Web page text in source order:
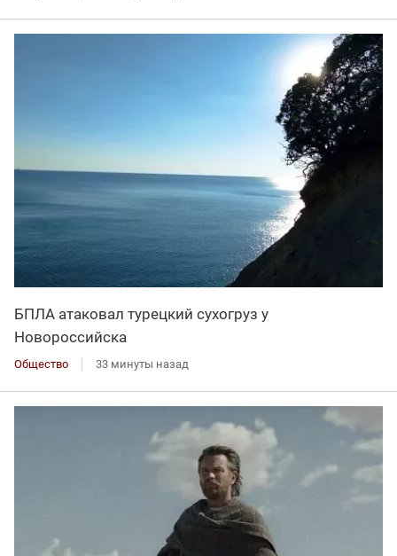
БПЛА атаковал турецкий сухогруз у
Новороссийска
Общество 33 минуты назад